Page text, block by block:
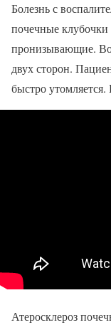
Болезнь с
почечные
пронизывающие.
двух сторон.
быстро
Атеросклероз